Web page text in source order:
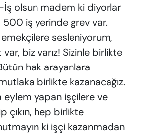
İş olsun madem ki diyorlar
500 iş yerinde grev var.
sesleniyorum,
biz varız! Sizinle birlikte
hak arayanlara
birlikte kazanacağız.
eylem yapan işçilere ve
çıkın, hep birlikte
ki işçi kazanmadan